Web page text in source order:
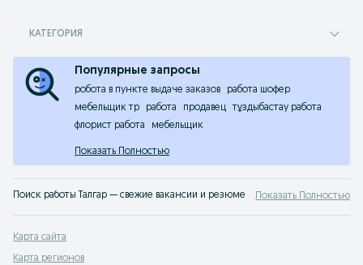
КАТЕГОРИЯ
Популярные запросы
робота в пункте выдаче заказов
работа шофер
мебельщик тр
работа продавец
тұздыбастау работа
флорист работа
мебельщик
Показать Полностью
Поиск работы Талгар — свежие вакансии и резюме на OLX.kz. Множество
Показать Полностью
Карта сайта
Карта регионов